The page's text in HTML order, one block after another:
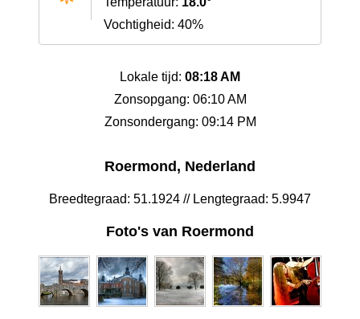
Vochtigheid: 40%
Lokale tijd: 08:18 AM
Zonsopgang: 06:10 AM
Zonsondergang: 09:14 PM
Roermond, Nederland
Breedtegraad: 51.1924 // Lengtegraad: 5.9947
Foto's van Roermond